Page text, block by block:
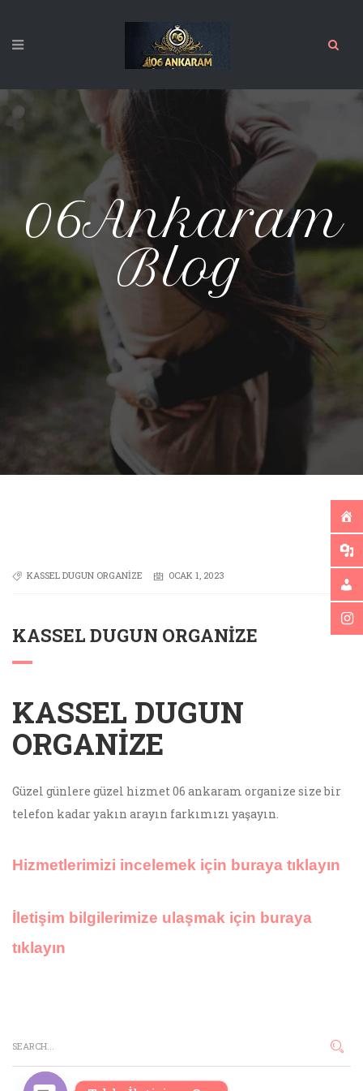
06Ankaram
Blog
KASSEL DUGUN ORGANIZE OCAK 1, 2023
KASSEL DUGUN ORGANIZE
KASSEL DUGUN
ORGANIZE
Güzel günlere güzel hizmet 06 ankaram organize size bir
telefon kadar yakın arayın farkımızı yaşayın.
Hizmetlerimizi incelemek için buraya tıklayın
İletişim bilgilerimize ulaşmak için buraya
tıklayın